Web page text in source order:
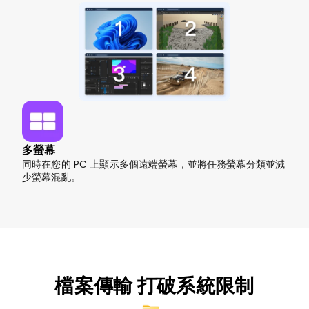
多螢幕
同時在您的 PC 上顯示多個遠端螢幕，並將任務螢幕分類並減
少螢幕混亂。
檔案傳輸 打破系統限制